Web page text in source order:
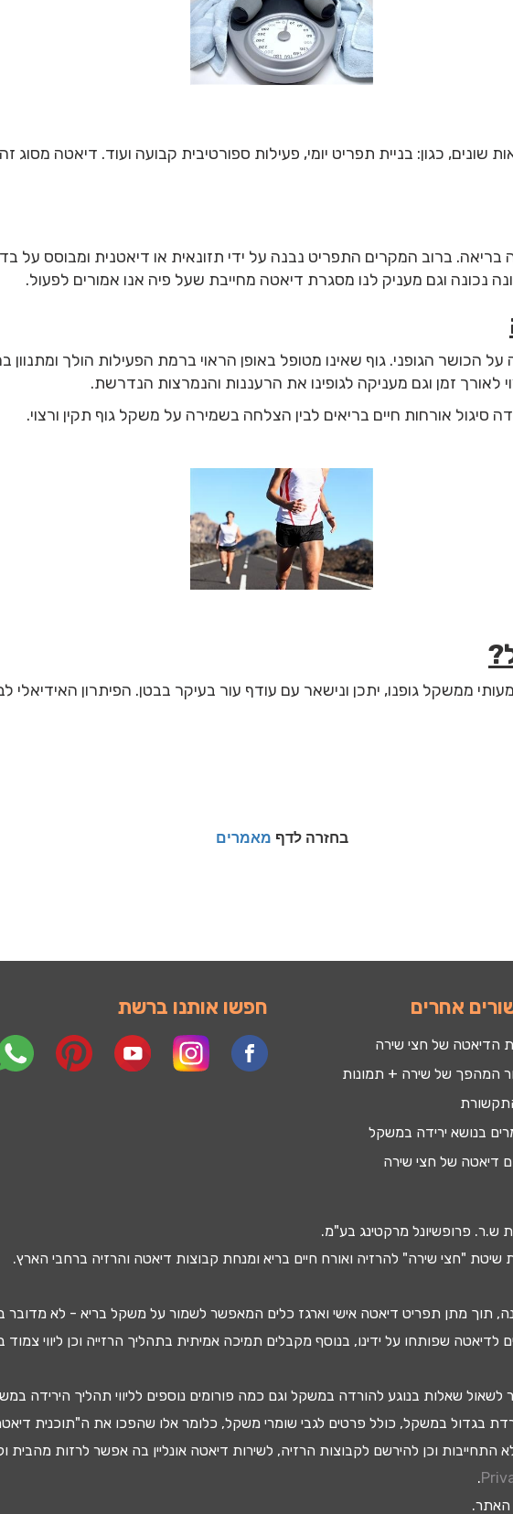
שונים, כגון: בניית תפריט יומי, פעילות ספורטיבית קבועה ועוד. דיאטה
ברוב המקרים התפריט נבנה על ידי תזונאית או דיאטנית ומבוסס על
נכונה וגם מעניק לנו מסגרת דיאטה מחייבת שעל פיה אנו אמורים לפעול.
הכושר הגופני. גוף שאינו מטופל באופן הראוי ברמת הפעילות הולך ומתנוון
זמן וגם מעניקה לגופינו את הרעננות והנמרצות הנדרשת.
סיגול אורחות חיים בריאים לבין הצלחה בשמירה על משקל גוף תקין ורצוי.
ממשקל גופנו, יתכן ונישאר עם עודף עור בעיקר בבטן. הפיתרון האידיאלי
בחזרה לדף מאמרים
חפשו אותנו ברשת אחרים
הדיאטה של חצי שירה
המהפך של שירה + תמונות
בנושא ירידה במשקל
דיאטה של חצי שירה
ש.ר. פרופשיונל מרקטינג בע"מ.
"חצי שירה" להרזיה ואורח חיים בריא ומנחת קבוצות דיאטה והרזיה ברחבי הארץ.
, תוך מתן תפריט דיאטה אישי וארגז כלים המאפשר לשמור על משקל בריא - לא מדובר
לדיאטה שפותחו על ידינו, בנוסף מקבלים תמיכה אמיתית בתהליך הרזייה וכן ליווי
שאלות בנוגע להורדה במשקל וגם כמה פורומים נוספים לליווי תהליך הירידה
בגדול במשקל, כולל פרטים לגבי שומרי משקל, כלומר אלו שהפכו את ה"תוכנית
התחייבות וכן להירשם לקבוצות הרזיה, לשירות דיאטה אונליין בה אפשר לרזות מהבית
.
האתר.